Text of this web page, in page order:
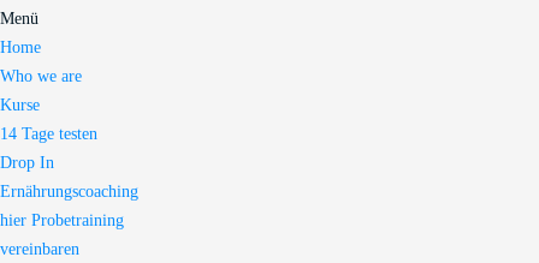
Menü
Home
Who we are
Kurse
14 Tage testen
Drop In
Ernährungscoaching
hier Probetraining
vereinbaren